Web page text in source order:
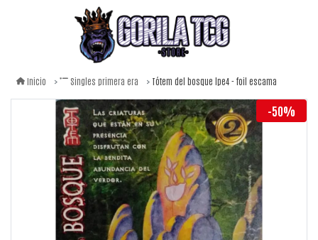
Inicio Singles primera era Tótem del bosque lpe4 - foil escama
-50%